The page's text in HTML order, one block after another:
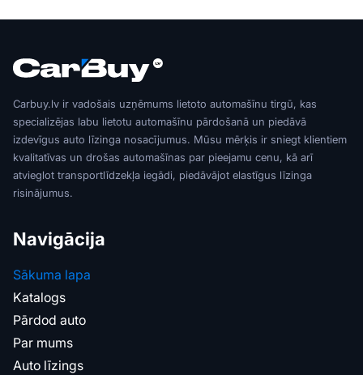
Carbuy.lv ir vadošais uzņēmums lietoto automašīnu tirgū, kas
specializējas labu lietotu automašīnu pārdošanā un piedāvā
izdevīgus auto līzinga nosacījumus. Mūsu mērķis ir sniegt klientiem
kvalitatīvas un drošas automašīnas par pieejamu cenu, kā arī
atvieglot transportlīdzekļa iegādi, piedāvājot elastīgus līzinga
risinājumus.
Navigācija
Sākuma lapa
Katalogs
Pārdod auto
Par mums
Auto līzings